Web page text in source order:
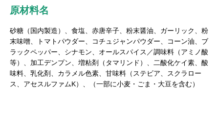
原材料名
砂糖（国内製造）、食塩、赤唐辛子、粉末醤油、ガーリック、粉
末味噌、トマトパウダー、コチュジャンパウダー、コーン油、ブ
ラックペッパー、シナモン、オールスパイス／調味料（アミノ酸
等）、加工デンプン、増粘剤（タマリンド）、二酸化ケイ素、酸
味料、乳化剤、カラメル色素、甘味料（ステビア、スクラロー
ス、アセスルファムK）、（一部に小麦・ごま・大豆を含む）